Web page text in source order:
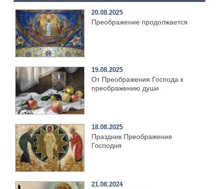
20.08.2025
Преображение продолжается
19.08.2025
От Преображения Господа к
преображению души
18.08.2025
Праздник Преображения
Господня
21.08.2024